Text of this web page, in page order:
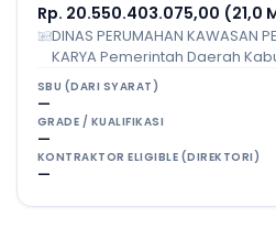
Rp. 20.550.403.075,00 (21,0
DINAS PERUMAHAN KAWASAN
KARYA Pemerintah Daerah
SBU (DARI SYARAT)
—
GRADE / KUALIFIKASI
—
KONTRAKTOR ELIGIBLE (DIREKTORI)
—